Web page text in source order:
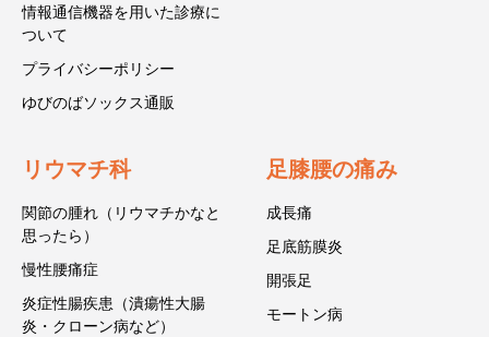
情報通信機器を用いた診療に
ついて
プライバシーポリシー
ゆびのばソックス通販
リウマチ科
関節の腫れ（リウマチかなと
思ったら）
慢性腰痛症
炎症性腸疾患（潰瘍性大腸
炎・クローン病など）
足膝腰の痛み
成長痛
足底筋膜炎
開張足
モートン病